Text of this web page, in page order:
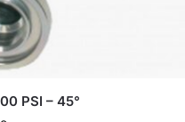
PSI – 45°